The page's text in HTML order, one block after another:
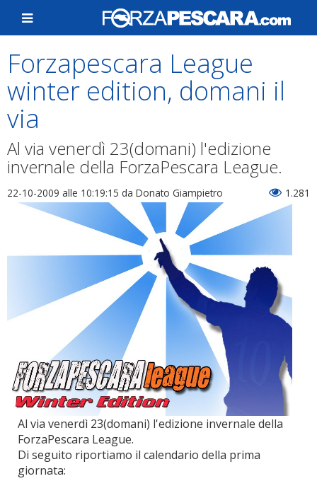
Forzapescara League
winter edition, domani il
via
Al via venerdì 23(domani) l'edizione
invernale della ForzaPescara League.
22-10-2009 alle 10:19:15 da Donato Giampietro 1.281
Al via venerdì 23(domani) l'edizione invernale della
ForzaPescara League.
Di seguito riportiamo il calendario della prima
giornata: